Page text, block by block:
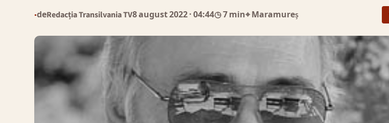
●deRedacția Transilvania TV8 august 2022· 04:44◷ 7 min⌖ Maramureș